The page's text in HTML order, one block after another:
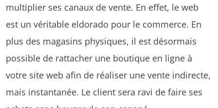
multiplier ses canaux de vente. En effet, le web
est un véritable eldorado pour le commerce. En
plus des magasins physiques, il est désormais
possible de rattacher une boutique en ligne à
votre site web afin de réaliser une vente indirecte,
mais instantanée. Le client sera ravi de faire ses